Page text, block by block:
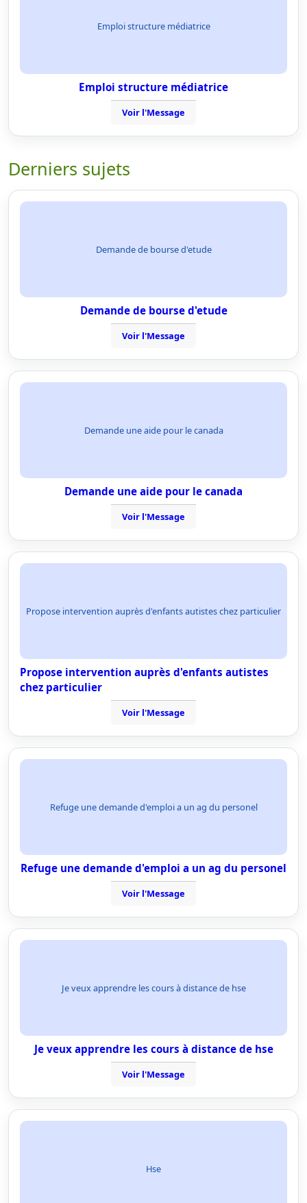
Emploi structure médiatrice
Emploi structure médiatrice
Voir l'Message
Derniers sujets
Demande de bourse d'etude
Demande de bourse d'etude
Voir l'Message
Demande une aide pour le canada
Demande une aide pour le canada
Voir l'Message
Propose intervention auprès d'enfants autistes chez particulier
Propose intervention auprès d'enfants autistes
chez particulier
Voir l'Message
Refuge une demande d'emploi a un ag du personel
Refuge une demande d'emploi a un ag du personel
Voir l'Message
Je veux apprendre les cours à distance de hse
Je veux apprendre les cours à distance de hse
Voir l'Message
Hse